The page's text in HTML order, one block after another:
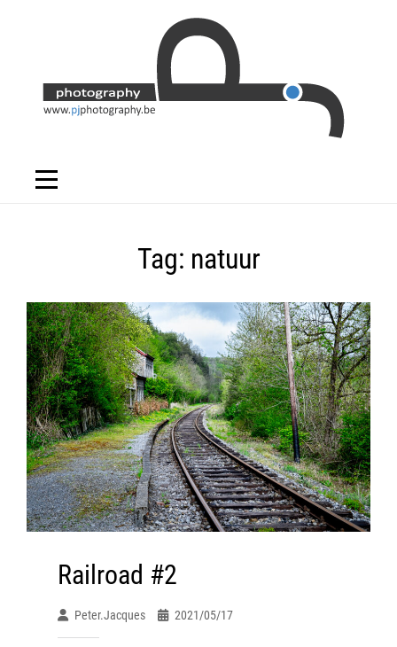
Tag: natuur
Railroad #2
Peter.jacques 2021/05/17